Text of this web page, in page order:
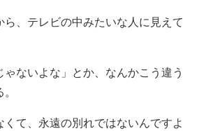
ら、テレビの中みたいな人に見えて
ないよな」とか、なんかこう違う
くて、永遠の別れではないんですよ